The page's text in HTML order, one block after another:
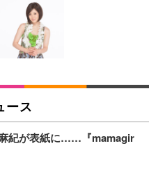
スト コンパクト 約105度ロッ
度回転 座面昇降 強化ナイロ
ッシュ 在宅ワーク H-WY01
チェア／デスクチェア メッシ
ない ブラック
クレスト 30度ロッキング機
ポート 90度跳ね上げ式アーム
4K UHD・USB Type-C・ホワ
レミアムモニター | FlexScan
グモニター DualSense 充電
）
ットシーツ 薄型 レギュラー 1
イト 300枚
ットシーツ 厚型 ワイド 42枚
収面:ライトブルー)
・オムツ L 中型犬用 26枚入
ース
紀が表紙に……『mamagir